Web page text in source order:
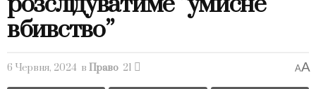
вбивство”
6 Червня, 2024 в Право 21 AA